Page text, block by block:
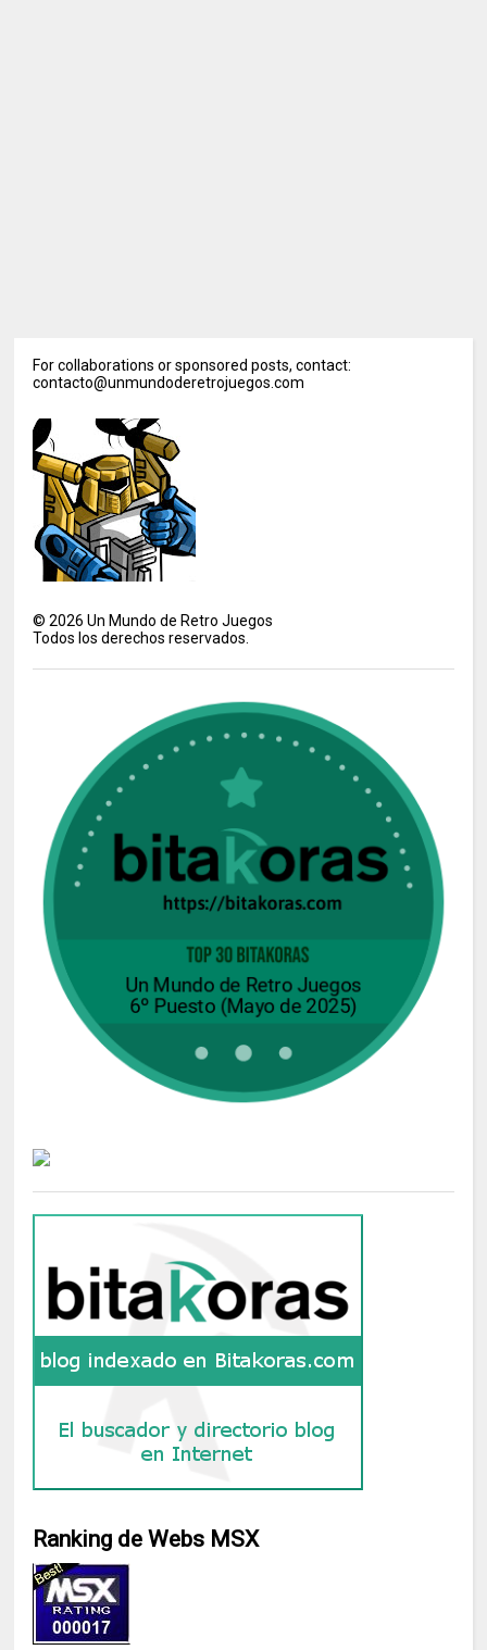
For collaborations or sponsored posts, contact:
contacto@unmundoderetrojuegos.com
©2026 Un Mundo de Retro Juegos
Todos los derechos reservados.
Ranking de Webs MSX